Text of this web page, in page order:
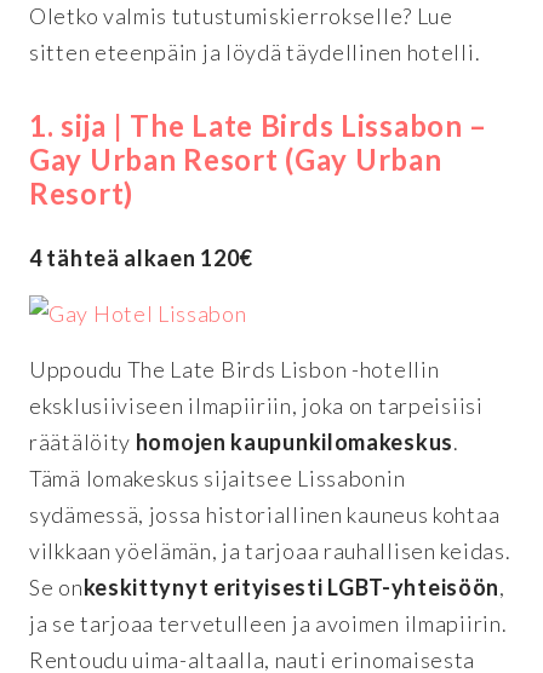
Oletko valmis tutustumiskierrokselle? Lue
sitten eteenpäin ja löydä täydellinen hotelli.
1. sija | The Late Birds Lissabon –
Gay Urban Resort (Gay Urban
Resort)
4 tähteä alkaen 120€
Uppoudu The Late Birds Lisbon -hotellin
eksklusiiviseen ilmapiiriin, joka on tarpeisiisi
räätälöity homojen kaupunkilomakeskus.
Tämä lomakeskus sijaitsee Lissabonin
sydämessä, jossa historiallinen kauneus kohtaa
vilkkaan yöelämän, ja tarjoaa rauhallisen keidas.
Se onkeskittynyt erityisesti LGBT-yhteisöön,
ja se tarjoaa tervetulleen ja avoimen ilmapiirin.
Rentoudu uima-altaalla, nauti erinomaisesta